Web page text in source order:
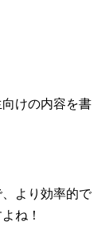
けの内容を書
より効率的で
ね！